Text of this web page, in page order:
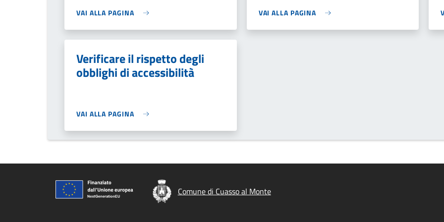
VAI ALLA PAGINA VAI ALLA PAGINA
Verificare il rispetto degli
obblighi di accessibilità
VAI ALLA PAGINA
Comune di Cuasso al Monte